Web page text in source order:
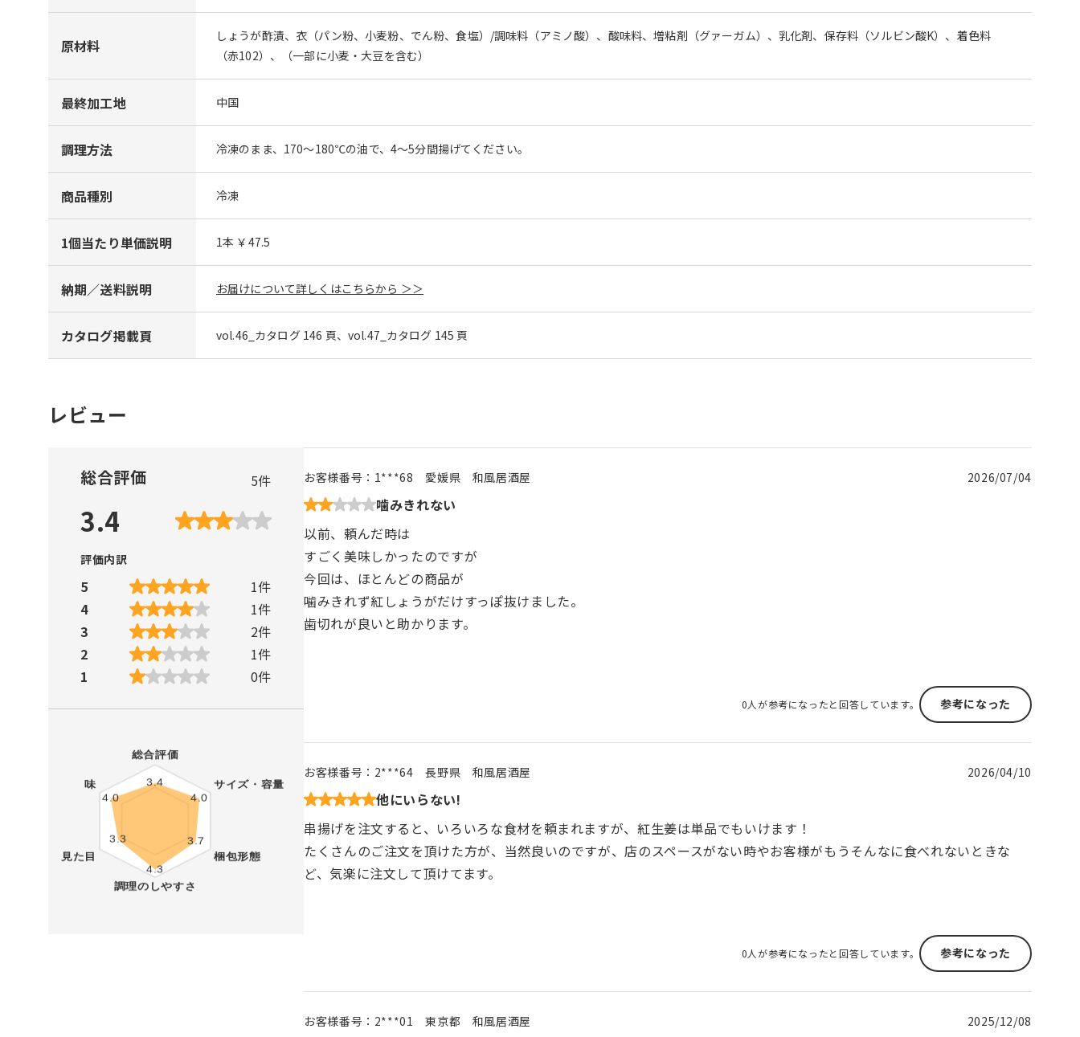
原材料
しょうが酢漬、衣（パン粉、小麦粉、でん粉、食塩）/調味料（アミノ酸）、酸味料、増粘剤（グァーガム）、乳化剤、保存料（ソルビン酸K）、着色料
（赤102）、（一部に小麦・大豆を含む）
最終加工地 中国
調理方法 冷凍のまま、170～180℃の油で、4～5分間揚げてください。
商品種別 冷凍
1個当たり単価説明 1本 ￥47.5
納期／送料説明 お届けについて詳しくはこちらから ＞＞
カタログ掲載頁 vol.46_カタログ 146 頁、vol.47_カタログ 145 頁
レビュー
総合評価 5件
3.4
評価内訳
5 1件
4
1件
3
2件
2
1件
1
0件
お客様番号： 1***68 愛媛県 和風居酒屋 2026/07/04
噛みきれない
以前、頼んだ時は
すごく美味しかったのですが
今回は、ほとんどの商品が
噛みきれず紅しょうがだけすっぽ抜けました。
歯切れが良いと助かります。
0人が参考になったと回答しています。 参考になった
お客様番号： 2***64 長野県 和風居酒屋 2026/04/10
他にいらない!
串揚げを注文すると、いろいろな食材を頼まれますが、紅生姜は単品でもいけます！
たくさんのご注文を頂けた方が、当然良いのですが、店のスペースがない時やお客様がもうそんなに食べれないときな
ど、気楽に注文して頂けてます。
0人が参考になったと回答しています。 参考になった
お客様番号： 2***01 東京都 和風居酒屋 2025/12/08